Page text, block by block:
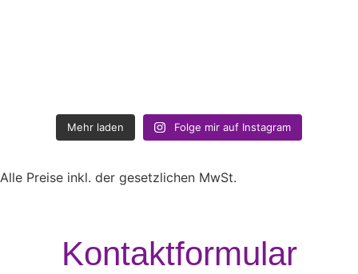
Mehr laden Folge mir auf Instagram
Alle Preise inkl. der gesetzlichen MwSt.
Kontaktformular